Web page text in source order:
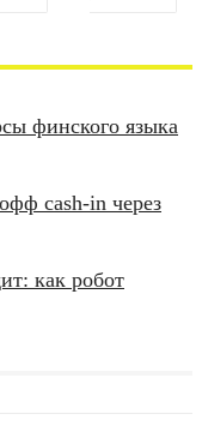
финского языка
cash-in через
как робот